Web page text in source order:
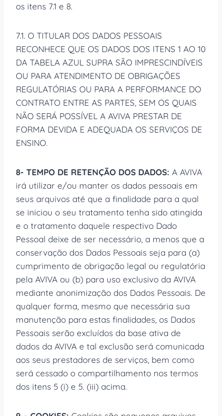
os itens 7.1 e 8.
7.1. O TITULAR DOS DADOS PESSOAIS
RECONHECE QUE OS DADOS DOS ITENS 1 AO 10
DA TABELA AZUL SUPRA SÃO IMPRESCINDÍVEIS
OU PARA ATENDIMENTO DE OBRIGAÇÕES
REGULATÓRIAS OU PARA A PERFORMANCE DO
CONTRATO ENTRE AS PARTES, SEM OS QUAIS
NÃO SERÁ POSSÍVEL A AVIVA PRESTAR DE
FORMA DEVIDA E ADEQUADA OS SERVIÇOS DE
ENSINO.
8- TEMPO DE RETENÇÃO DOS DADOS: A AVIVA
irá utilizar e/ou manter os dados pessoais em
seus arquivos até que a finalidade para a qual
se iniciou o seu tratamento tenha sido atingida
e o tratamento daquele respectivo Dado
Pessoal deixe de ser necessário, a menos que a
conservação dos Dados Pessoais seja para (a)
cumprimento de obrigação legal ou regulatória
pela AVIVA ou (b) para uso exclusivo da AVIVA
mediante anonimização dos Dados Pessoais. De
qualquer forma, mesmo que necessária sua
manutenção para estas finalidades, os Dados
Pessoais serão excluídos da base ativa de
dados da AVIVA e tal exclusão será comunicada
aos seus prestadores de serviços, bem como
será cessado o compartilhamento nos termos
dos itens 5 (i) e 5. (iii) acima.